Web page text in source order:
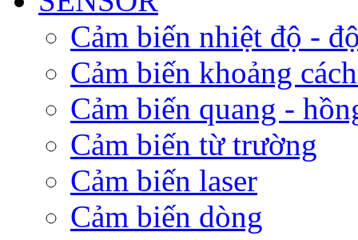
Cảm biến nhiệt độ -
Cảm biến khoảng
Cảm biến quang -
Cảm biến từ trường
Cảm biến laser
Cảm biến dòng